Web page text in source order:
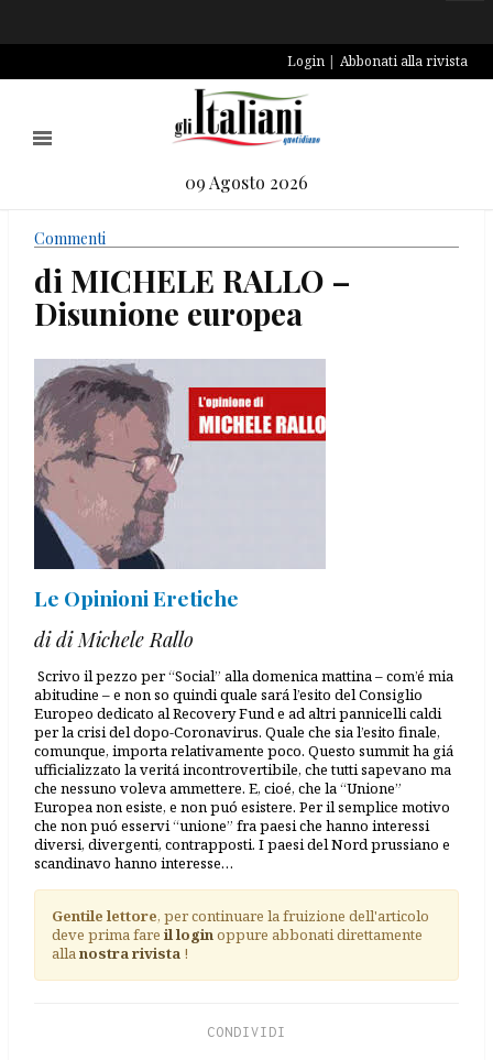
Login Abbonati alla rivista
09 Agosto 2026
Commenti
di MICHELE RALLO –
Disunione europea
Le Opinioni Eretiche
di di Michele Rallo
Scrivo il pezzo per “Social” alla domenica mattina – com’é mia
abitudine – e non so quindi quale sará l’esito del Consiglio
Europeo dedicato al Recovery Fund e ad altri pannicelli caldi
per la crisi del dopo-Coronavirus. Quale che sia l’esito finale,
comunque, importa relativamente poco. Questo summit ha giá
ufficializzato la veritá incontrovertibile, che tutti sapevano ma
che nessuno voleva ammettere. E, cioé, che la “Unione”
Europea non esiste, e non puó esistere. Per il semplice motivo
che non puó esservi “unione” fra paesi che hanno interessi
diversi, divergenti, contrapposti. I paesi del Nord prussiano e
scandinavo hanno interesse…
Gentile lettore, per continuare la fruizione dell'articolo
deve prima fare il loginoppure abbonati direttamente
allanostra rivista !
CONDIVIDI